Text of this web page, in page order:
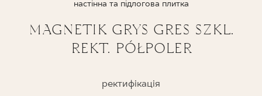
ДЕ КУПИТИ
ПРО НАС
настінна та підлогова плитка
MAGNETIK GRYS GRES SZKL.
REKT. PÓŁPOLER
ректифікація